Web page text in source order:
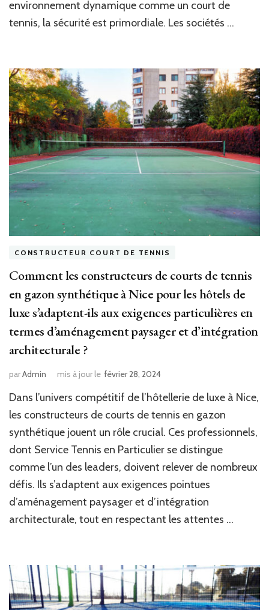
environnement dynamique comme un court de
tennis, la sécurité est primordiale. Les sociétés …
CONSTRUCTEUR COURT DE TENNIS
Comment les constructeurs de courts de tennis
en gazon synthétique à Nice pour les hôtels de
luxe s’adaptent-ils aux exigences particulières en
termes d’aménagement paysager et d’intégration
architecturale ?
parAdmin mis à jour le février 28, 2024
Dans l’univers compétitif de l’hôtellerie de luxe à Nice,
les constructeurs de courts de tennis en gazon
synthétique jouent un rôle crucial. Ces professionnels,
dont Service Tennis en Particulier se distingue
comme l’un des leaders, doivent relever de nombreux
défis. Ils s’adaptent aux exigences pointues
d’aménagement paysager et d’intégration
architecturale, tout en respectant les attentes …